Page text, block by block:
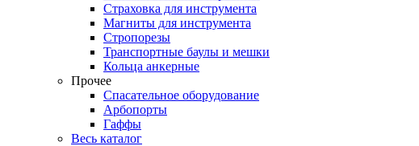
Страховка для инструмента
Магниты для инструмента
Стропорезы
Транспортные баулы и мешки
Кольца анкерные
Прочее
Спасательное оборудование
Арбопорты
Гаффы
Весь каталог